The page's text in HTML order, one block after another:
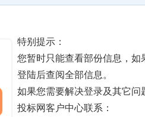
特别提示：
您暂时只能查看部份信息，如
登陆后查阅全部信息。
如果您需要解决登录及其它问
投标网客户中心联系：